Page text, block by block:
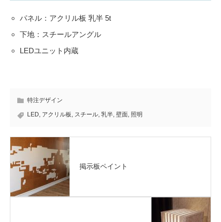
パネル：アクリル板 乳半 5t
下地：スチールアングル
LEDユニット内蔵
特注デザイン
LED, アクリル板, スチール, 乳半, 壁面, 照明
掲示板ペイント